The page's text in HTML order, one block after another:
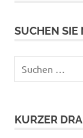
SUCHEN SIE
Suchen
KURZER